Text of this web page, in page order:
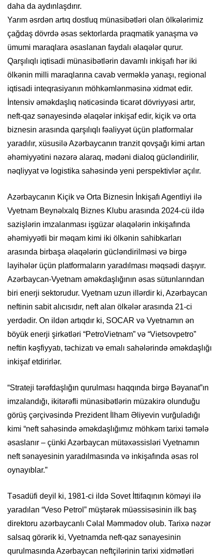
daha da aydınlaşdırır.
Yarım əsrdən artıq dostluq münasibətləri olan ölkələrimiz
çağdaş dövrdə əsas sektorlarda praqmatik yanaşma və
ümumi maraqlara əsaslanan faydalı əlaqələr qurur.
Qarşılıqlı iqtisadi münasibətlərin davamlı inkişafı hər iki
ölkənin milli maraqlarına cavab verməklə yanaşı, regional
iqtisadi inteqrasiyanın möhkəmlənməsinə xidmət edir.
İntensiv əməkdaşlıq nəticəsində ticarət dövriyyəsi artır,
neft-qaz sənayesində əlaqələr inkişaf edir, kiçik və orta
biznesin arasında qarşılıqlı fəaliyyət üçün platformalar
yaradılır, xüsusilə Azərbaycanın tranzit qovşağı kimi artan
əhəmiyyətini nəzərə alaraq, mədəni dialoq gücləndirilir,
nəqliyyat və logistika sahəsində yeni perspektivlər açılır.
Azərbaycanın Kiçik və Orta Biznesin İnkişafı Agentliyi ilə
Vyetnam Beynəlxalq Biznes Klubu arasında 2024-cü ildə
sazişlərin imzalanması işgüzar əlaqələrin inkişafında
əhəmiyyətli bir məqam kimi iki ölkənin sahibkarları
arasında birbaşa əlaqələrin gücləndirilməsi və birgə
layihələr üçün platformaların yaradılması məqsədi daşıyır.
Azərbaycan-Vyetnam əməkdaşlığının əsas sütunlarından
biri enerji sektorudur. Vyetnam uzun illərdir ki, Azərbaycan
neftinin sabit alıcısıdır, neft alan ölkələr arasında 21-ci
yerdədir. On ildən artıqdır ki, SOCAR və Vyetnamın ən
böyük enerji şirkətləri “PetroVietnam” və “Vietsovpetro”
neftin kəşfiyyatı, təchizatı və emalı sahələrində əməkdaşlığı
inkişaf etdirirlər.
“Strateji tərəfdaşlığın qurulması haqqında birgə Bəyanat”ın
imzalandığı, ikitərəfli münasibətlərin müzakirə olunduğu
görüş çərçivəsində Prezident İlham Əliyevin vurğuladığı
kimi “neft sahəsində əməkdaşlığımız möhkəm tarixi təmələ
əsaslanır – çünki Azərbaycan mütəxəssisləri Vyetnamın
neft sənayesinin yaradılmasında və inkişafında əsas rol
oynayıblar.”
Təsadüfi deyil ki, 1981-ci ildə Sovet İttifaqının köməyi ilə
yaradılan “Veso Petrol” müştərək müəssisəsinin ilk baş
direktoru azərbaycanlı Cəlal Məmmədov olub. Tarixə nəzər
salsaq görərik ki, Vyetnamda neft-qaz sənayesinin
qurulmasında Azərbaycan neftçilərinin tarixi xidmətləri